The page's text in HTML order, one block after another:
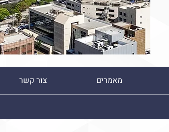
מאמרים צור קשר